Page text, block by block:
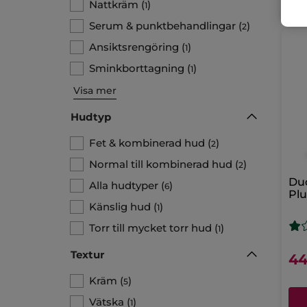
Nattkräm (1)
Serum & punktbehandlingar (2)
Ansiktsrengöring (1)
Sminkborttagning (1)
Visa mer
Hudtyp
Fet & kombinerad hud (2)
Normal till kombinerad hud (2)
Alla hudtyper (6)
Känslig hud (1)
Torr till mycket torr hud (1)
Textur
Kräm (5)
Vätska (1)